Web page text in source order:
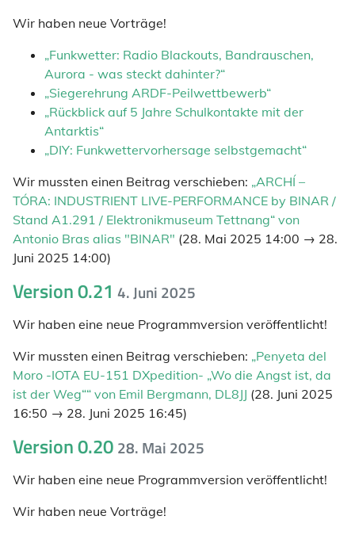
Wir haben neue Vorträge!
„Funkwetter: Radio Blackouts, Bandrauschen,
Aurora - was steckt dahinter?“
„Siegerehrung ARDF-Peilwettbewerb“
„Rückblick auf 5 Jahre Schulkontakte mit der
Antarktis“
„DIY: Funkwettervorhersage selbstgemacht“
Wir mussten einen Beitrag verschieben: „ARCHÍ –
TÓRA: INDUSTRIENT LIVE-PERFORMANCE by BINAR /
Stand A1.291 / Elektronikmuseum Tettnang“ von
Antonio Bras alias "BINAR" (28. Mai 2025 14:00 → 28.
Juni 2025 14:00)
Version 0.21 4. Juni 2025
Wir haben eine neue Programmversion veröffentlicht!
Wir mussten einen Beitrag verschieben: „Penyeta del
Moro -IOTA EU-151 DXpedition- „Wo die Angst ist, da
ist der Weg““ von Emil Bergmann, DL8JJ (28. Juni 2025
16:50 → 28. Juni 2025 16:45)
Version 0.20 28. Mai 2025
Wir haben eine neue Programmversion veröffentlicht!
Wir haben neue Vorträge!